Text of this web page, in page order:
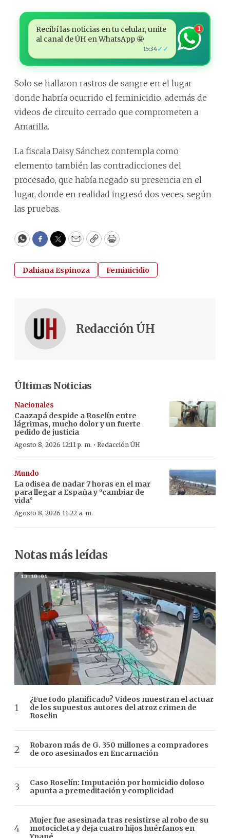
Recibí las noticias en tu celular, unite
al canal de ÚH en WhatsApp 🤩
15:34✓✓
1
Solo se hallaron rastros de sangre en el lugar
donde habría ocurrido el feminicidio, además de
videos de circuito cerrado que comprometen a
Amarilla.
La fiscala Daisy Sánchez contempla como
elemento también las contradicciones del
procesado, que había negado su presencia en el
lugar, donde en realidad ingresó dos veces, según
las pruebas.
WhatsApp
Facebook
Twitter
EmailCopyPrint
Dahiana Espinoza Feminicidio
Redacción ÚH
Últimas Noticias
Nacionales
Caazapá despide a Roselín entre
lágrimas, mucho dolor y un fuerte
pedido de justicia
Agosto 8, 2026 12:11 p. m. · Redacción ÚH
Mundo
La odisea de nadar 7 horas en el mar
para llegar a España y “cambiar de
vida”
Agosto 8, 2026 11:22 a. m.
Notas más leídas
¿Fue todo planificado? Videos muestran el actuar
de los supuestos autores del atroz crimen de
Roselin
Robaron más de G. 350 millones a compradores
de oro asesinados en Encarnación
Caso Roselín: Imputación por homicidio doloso
apunta a premeditación y complicidad
Mujer fue asesinada tras resistirse al robo de su
motocicleta y deja cuatro hijos huérfanos en